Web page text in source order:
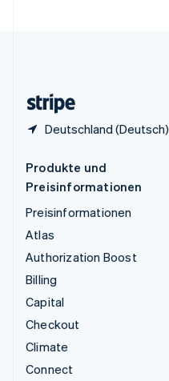
Deutschland (Deutsch)
Produkte und
Preisinformationen
Preisinformationen
Atlas
Authorization Boost
Billing
Capital
Checkout
Climate
Connect